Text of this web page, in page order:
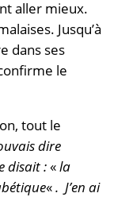
aller mieux.
Jusqu’à
dans ses
le
tout le
dire
disait :«la
«. J’en ai